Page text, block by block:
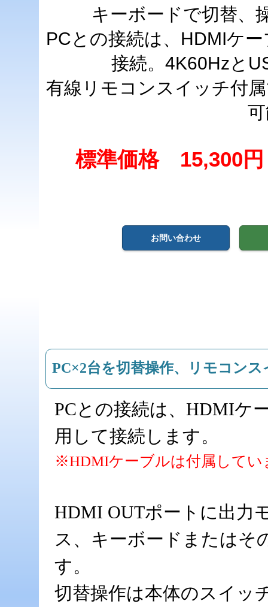
キーボードで切替、
PCとの接続は、HDMIケ
接続。4K60Hzと
有線リモコンスイッチ付
標準価格 15,300円
お問い合わせ
PC×2台を切替操作、リモコン
PCとの接続は、HDMIケ
用して接続します。
※HDMIケーブルは付属してい
HDMI OUTポートに出力
ス、キーボードまたはそ
す。
切替操作は本体のスイッ